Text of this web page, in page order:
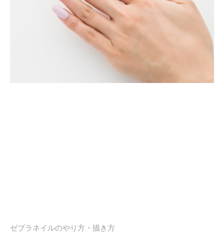
ゼブラネイルのやり方・描き方